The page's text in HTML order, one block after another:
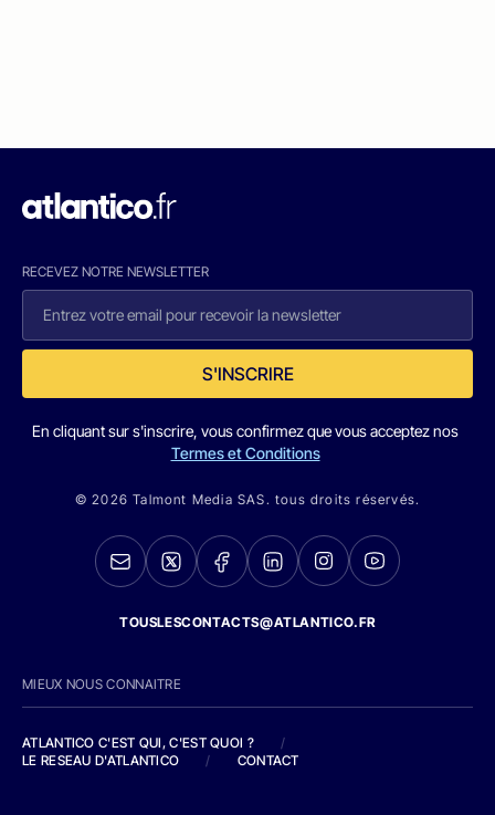
RECEVEZ NOTRE NEWSLETTER
S'INSCRIRE
En cliquant sur s'inscrire, vous confirmez que vous acceptez nos
Termes et Conditions
© 2026 Talmont Media SAS. tous droits réservés.
TOUSLESCONTACTS@ATLANTICO.FR
MIEUX NOUS CONNAITRE
ATLANTICO C'EST QUI, C'EST QUOI ?
/
LE RESEAU D'ATLANTICO
/ CONTACT